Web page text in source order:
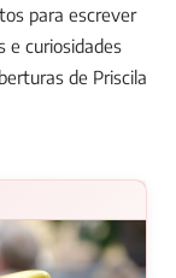
para escrever
e curiosidades
de Priscila